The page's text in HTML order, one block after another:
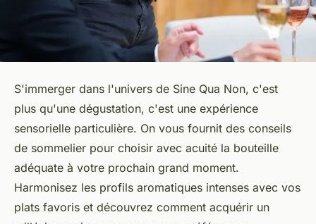
S'immerger dans l'univers de Sine Qua Non, c'est
plus qu'une dégustation, c'est une expérience
sensorielle particulière. On vous fournit des conseils
de sommelier pour choisir avec acuité la bouteille
adéquate à votre prochain grand moment.
Harmonisez les profils aromatiques intenses avec vos
plats favoris et découvrez comment acquérir un